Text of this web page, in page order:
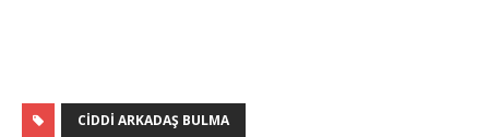
CIDDI ARKADAŞ BULMA